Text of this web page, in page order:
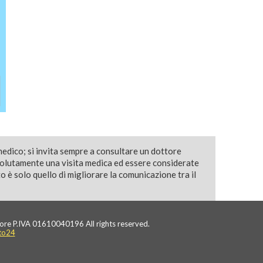
si invita sempre a consultare un dottore
una visita medica ed essere considerate
è solo quello di migliorare la comunicazione tra il
P.IVA 01610040196 All rights reserved.